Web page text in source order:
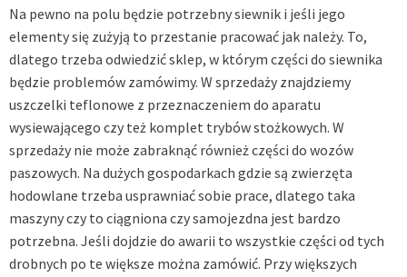
Na pewno na polu będzie potrzebny siewnik i jeśli jego
elementy się zużyją to przestanie pracować jak należy. To,
dlatego trzeba odwiedzić sklep, w którym części do siewnika
będzie problemów zamówimy. W sprzedaży znajdziemy
uszczelki teflonowe z przeznaczeniem do aparatu
wysiewającego czy też komplet trybów stożkowych. W
sprzedaży nie może zabraknąć również części do wozów
paszowych. Na dużych gospodarkach gdzie są zwierzęta
hodowlane trzeba usprawniać sobie prace, dlatego taka
maszyny czy to ciągniona czy samojezdna jest bardzo
potrzebna. Jeśli dojdzie do awarii to wszystkie części od tych
drobnych po te większe można zamówić. Przy większych